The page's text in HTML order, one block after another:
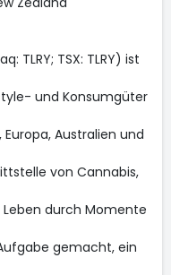
TLRY; TSX: TLRY) ist
und Konsumgüter
Australien und
von Cannabis,
durch Momente
gemacht, ein